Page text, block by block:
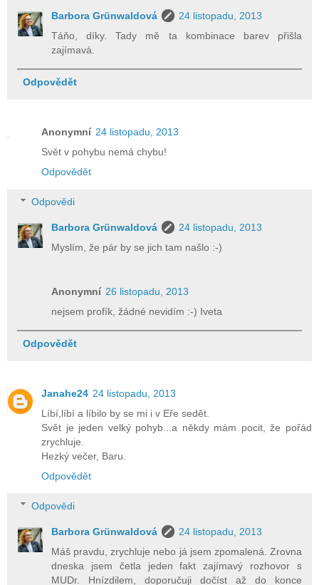
Barbora Grünwaldová
24 listopadu, 2013
Táňo, díky. Tady mě ta kombinace barev přišla
zajímavá.
Odpovědět
Anonymní 24 listopadu, 2013
Svět v pohybu nemá chybu!
Odpovědět
Odpovědi
Barbora Grünwaldová
24 listopadu, 2013
Myslím, že pár by se jich tam našlo :-)
Anonymní 26 listopadu, 2013
nejsem profík, žádné nevidím :-) Iveta
Odpovědět
Janahe24 24 listopadu, 2013
Líbí,líbí a líbilo by se mi i v Eře sedět.
Svět je jeden velký pohyb...a někdy mám pocit, že pořád
zrychluje.
Hezký večer, Baru.
Odpovědět
Odpovědi
Barbora Grünwaldová
24 listopadu, 2013
Máš pravdu, zrychluje nebo já jsem zpomalená. Zrovna
dneska jsem četla jeden fakt zajímavý rozhovor s
MUDr. Hnízdilem, doporučuji dočíst až do konce